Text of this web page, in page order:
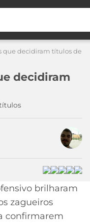
que decidiram títulos de
decidiram
brilharam
zagueiros
confirmarem